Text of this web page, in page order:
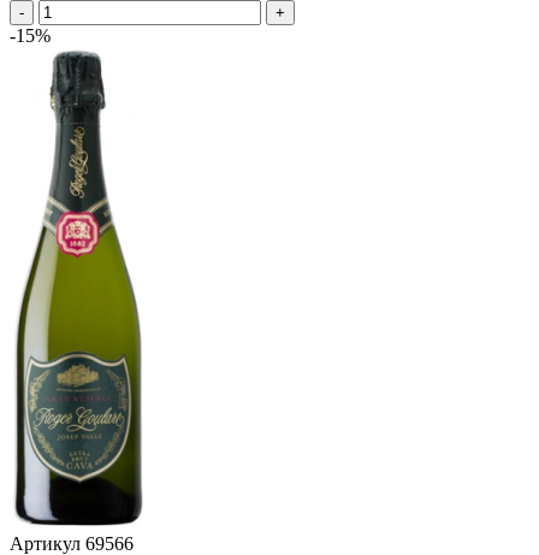
- +
-15%
Артикул 69566